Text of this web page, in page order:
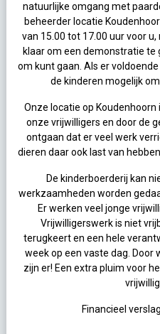
natuurlijke omgang met
beheerder locatie
van 15.00 tot 17.00 uur voor
klaar om een demonstratie te
om kunt gaan. Als er
de kinderen mogelijk
Onze locatie op
onze vrijwilligers en door de
ontgaan dat er veel werk
dieren daar ook last van
De kinderboerderij kan
werkzaamheden worden
Er werken veel jonge
Vrijwilligerswerk is niet
terugkeert en een hele
week op een vaste dag. Door
zijn er! Een extra pluim voor
Financieel